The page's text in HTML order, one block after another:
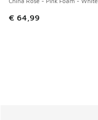
€ 64,99